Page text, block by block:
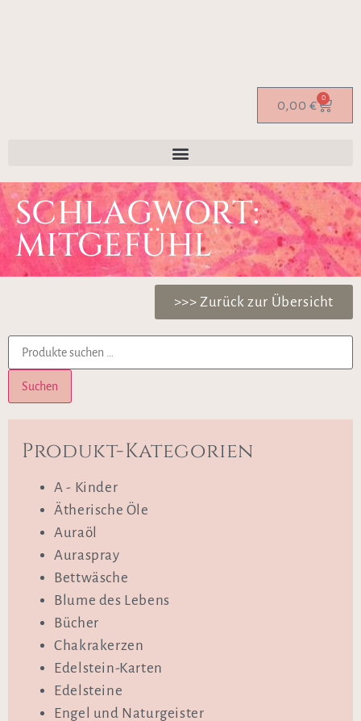
0,00 € 0
SCHLAGWORT:
MITGEFÜHL
>>> Zurück zur Übersicht
Suchen
Produkt-Kategorien
A - Kinder
Ätherische Öle
Auraöl
Auraspray
Bettwäsche
Blume des Lebens
Bücher
Chakrakerzen
Edelstein-Karten
Edelsteine
Engel und Naturgeister